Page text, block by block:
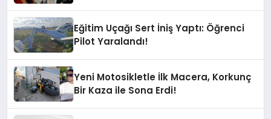
Eğitim Uçağı Sert İniş Yaptı: Öğrenci
Pilot Yaralandı!
Yeni Motosikletle İlk Macera, Korkunç
Bir Kaza ile Sona Erdi!